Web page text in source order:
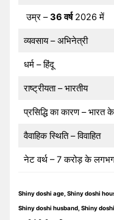
उम्र –36 वर्ष2026 में
व्यवसाय – अभिनेत्री
धर्म – हिंदू
राष्ट्रीयता – भारतीय
प्रसिद्धि का कारण – भारत
वैवाहिक स्थिति – विवाहित
नेट वर्थ – 7 करोड़ के
Shiny doshi age, Shiny doshi
Shiny doshi husband, Shiny